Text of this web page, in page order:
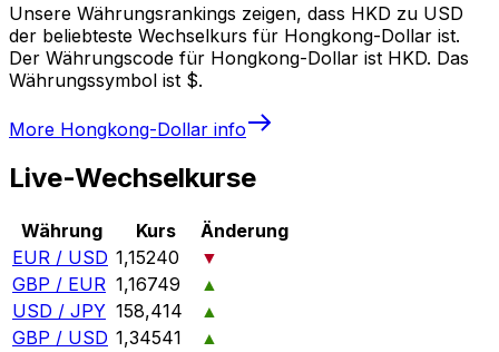
Unsere Währungsrankings zeigen, dass HKD zu USD
der beliebteste Wechselkurs für Hongkong-Dollar ist.
Der Währungscode für Hongkong-Dollar ist HKD. Das
Währungssymbol ist $.
More Hongkong-Dollar info
Live-Wechselkurse
Währung Kurs
Änderung
EUR / USD 1,15240
▼
GBP / EUR 1,16749
▲
USD / JPY 158,414
▲
GBP / USD 1,34541
▲